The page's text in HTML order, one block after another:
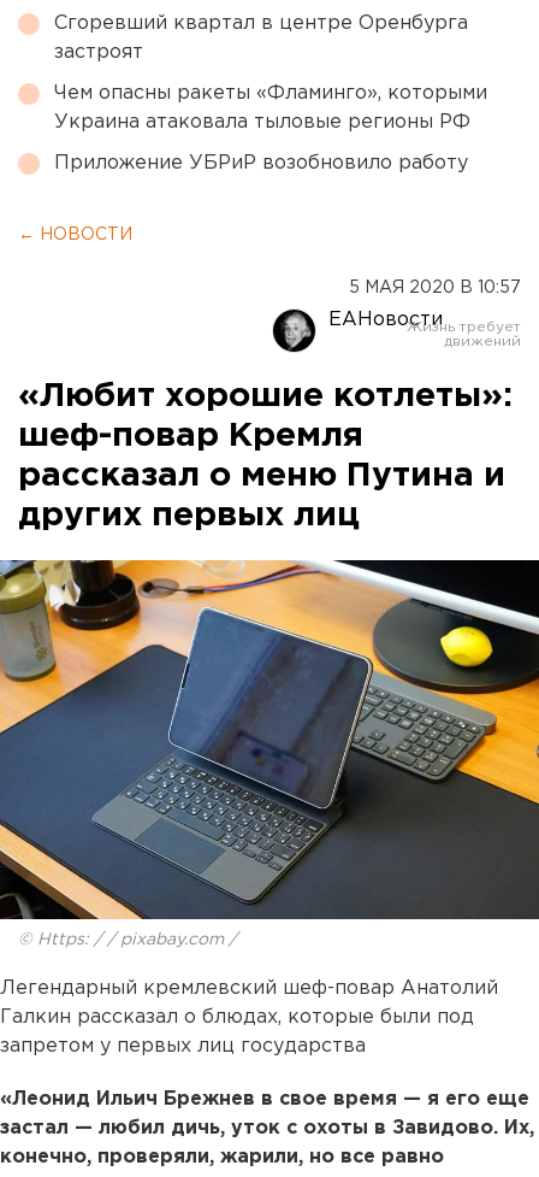
Сгоревший квартал в центре Оренбурга
застроят
Чем опасны ракеты «Фламинго», которыми
Украина атаковала тыловые регионы РФ
Приложение УБРиР возобновило работу
← НОВОСТИ
5 МАЯ 2020 В 10:57
ЕАНовости
«Любит хорошие котлеты»:
шеф-повар Кремля
рассказал о меню Путина и
других первых лиц
© Https: / / pixabay.com /
Легендарный кремлевский шеф-повар Анатолий
Галкин рассказал о блюдах, которые были под
запретом у первых лиц государства
«Леонид Ильич Брежнев в свое время — я его еще
застал — любил дичь, уток с охоты в Завидово. Их,
конечно, проверяли, жарили, но все равно